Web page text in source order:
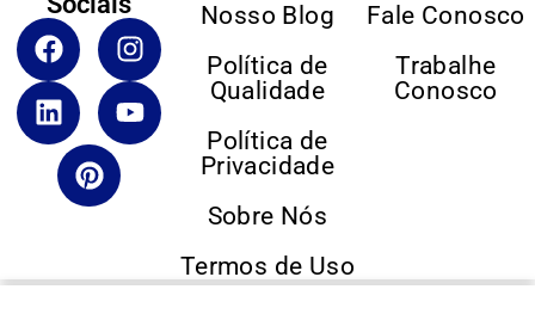
Nosso Blog
Política de
Qualidade
Política de
Privacidade
Sobre Nós
Termos de Uso
Fale Conosco
Trabalhe
Conosco